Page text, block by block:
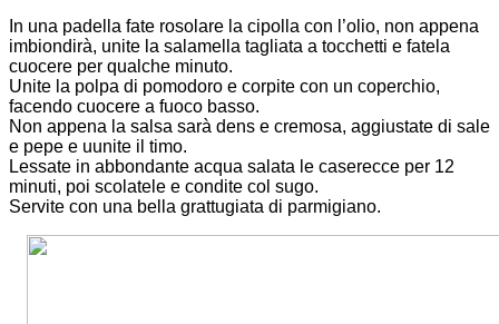
In una padella fate rosolare la cipolla con l’olio, non appena
imbiondirà, unite la salamella tagliata a tocchetti e fatela
cuocere per qualche minuto.
Unite la polpa di pomodoro e corpite con un coperchio,
facendo cuocere a fuoco basso.
Non appena la salsa sarà dens e cremosa, aggiustate di sale
e pepe e uunite il timo.
Lessate in abbondante acqua salata le caserecce per 12
minuti, poi scolatele e condite col sugo.
Servite con una bella grattugiata di parmigiano.